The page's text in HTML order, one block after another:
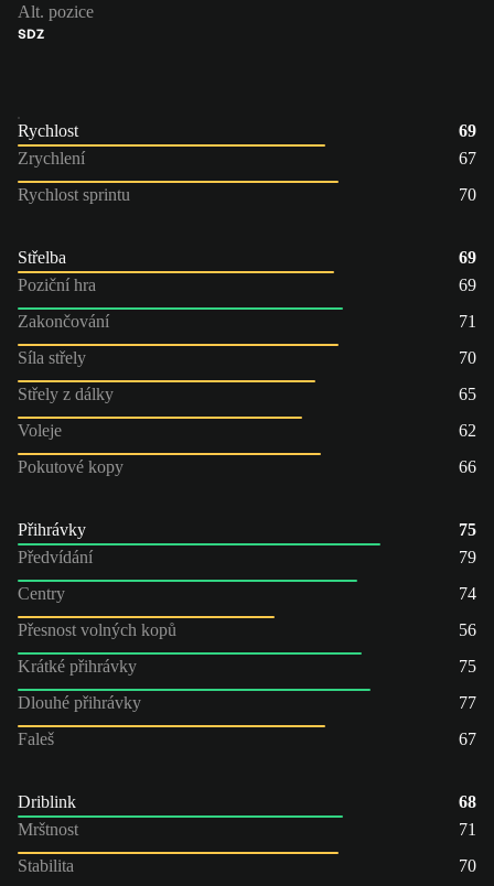
Alt. pozice
SDZ
Rychlost
69
Zrychlení
67
Rychlost sprintu
70
Střelba
69
Poziční hra
69
Zakončování
71
Síla střely
70
Střely z dálky
65
Voleje
62
Pokutové kopy
66
Přihrávky
75
Předvídání
79
Centry
74
Přesnost volných kopů
56
Krátké přihrávky
75
Dlouhé přihrávky
77
Faleš
67
Driblink
68
Mrštnost
71
Stabilita
70